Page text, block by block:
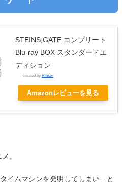
STEINS;GATE コンプリート
Blu-ray BOX スタンダードエ
ディション
created by Rinker
Amazonレビューを見る
。
イムマシンを発明してしまい…と